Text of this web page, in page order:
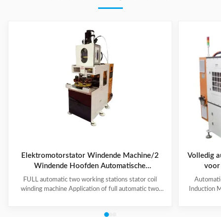
Elektromotorstator Windende Machine/2
Windende Hoofden Automatische
Wasmachine
FULL automatic two working stations stator coil
winding machine Application of full automatic two
Volledig
voor
Induction